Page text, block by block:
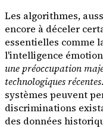
Les algorithmes,
encore à déceler
essentielles comme
l'intelligence
une préoccupation
technologiques récentes
systèmes peuvent
discriminations
des données